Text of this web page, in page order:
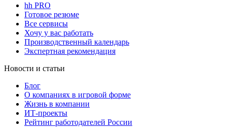
hh PRO
Готовое резюме
Все сервисы
Хочу у вас работать
Производственный календарь
Экспертная рекомендация
Новости и статьи
Блог
О компаниях в игровой форме
Жизнь в компании
ИТ-проекты
Рейтинг работодателей России